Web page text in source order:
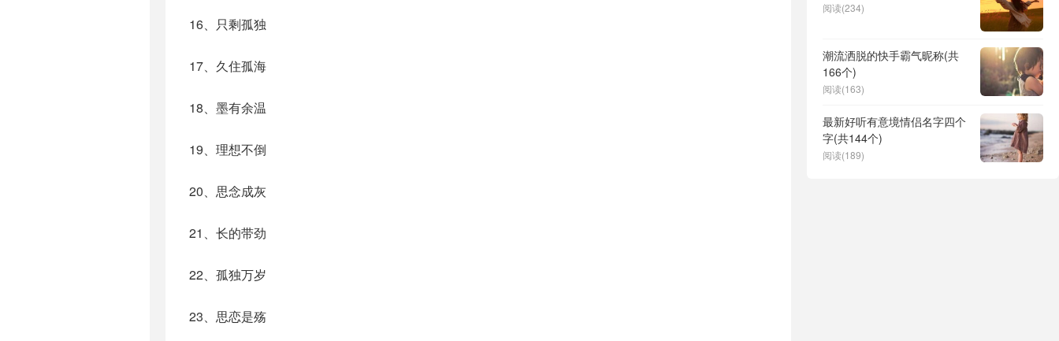
16、只剩孤独
17、久住孤海
18、墨有余温
19、理想不倒
20、思念成灰
21、长的带劲
22、孤独万岁
23、思恋是殇
阅读(234)
潮流洒脱的快手霸气昵称(共
166个)
阅读(163)
最新好听有意境情侣名字四个
字(共144个)
阅读(189)